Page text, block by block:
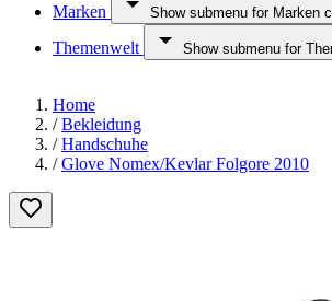
Marken Show submenu for Marken
Themenwelt Show submenu for
Home
/ Bekleidung
/ Handschuhe
/ Glove Nomex/Kevlar Folgore 2010